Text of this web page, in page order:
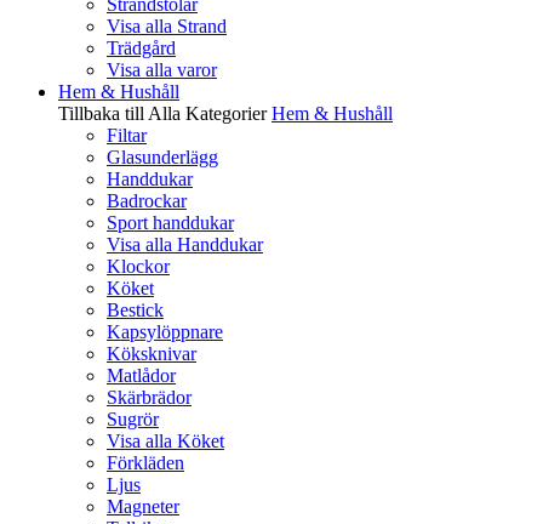
Strandstolar
Visa alla Strand
Trädgård
Visa alla varor
Hem & Hushåll
Tillbaka till Alla Kategorier Hem & Hushåll
Filtar
Glasunderlägg
Handdukar
Badrockar
Sport handdukar
Visa alla Handdukar
Klockor
Köket
Bestick
Kapsylöppnare
Köksknivar
Matlådor
Skärbrädor
Sugrör
Visa alla Köket
Förkläden
Ljus
Magneter